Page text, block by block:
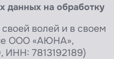
данных на обработку
волей и в своем
ООО «АЮНА»,
ИНН: 7813192189)